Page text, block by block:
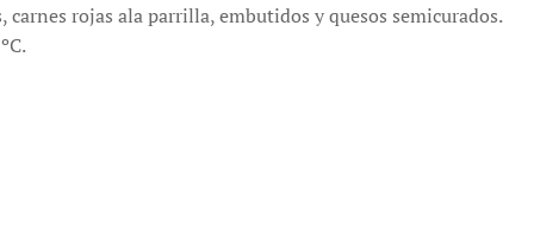
rojas ala parrilla, embutidos y quesos semicurados.